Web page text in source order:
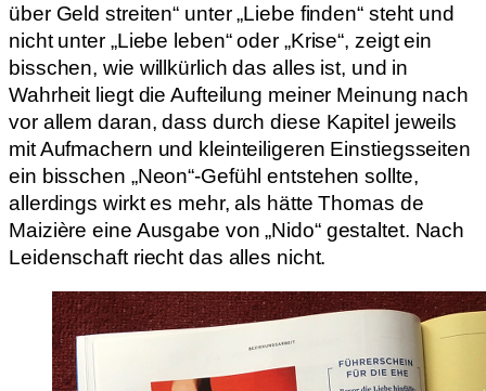
über Geld streiten“ unter „Liebe finden“ steht und
nicht unter „Liebe leben“ oder „Krise“, zeigt ein
bisschen, wie willkürlich das alles ist, und in
Wahrheit liegt die Aufteilung meiner Meinung nach
vor allem daran, dass durch diese Kapitel jeweils
mit Aufmachern und kleinteiligeren Einstiegsseiten
ein bisschen „Neon“-Gefühl entstehen sollte,
allerdings wirkt es mehr, als hätte Thomas de
Maizière eine Ausgabe von „Nido“ gestaltet. Nach
Leidenschaft riecht das alles nicht.